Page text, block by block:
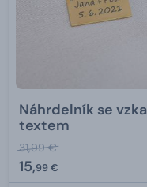
Náhrdelník se
textem
31,99 €
15,99 €